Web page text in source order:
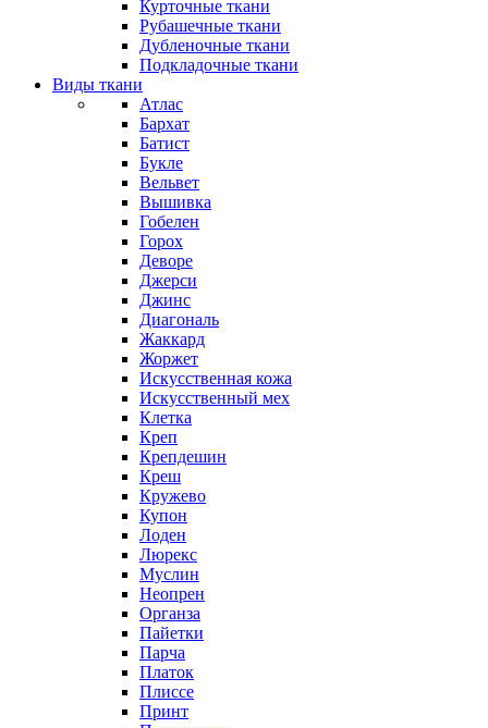
Курточные ткани
Рубашечные ткани
Дубленочные ткани
Подкладочные ткани
Виды ткани
Атлас
Бархат
Батист
Букле
Вельвет
Вышивка
Гобелен
Горох
Деворе
Джерси
Джинс
Диагональ
Жаккард
Жоржет
Искусственная кожа
Искусственный мех
Клетка
Креп
Крепдешин
Креш
Кружево
Купон
Лоден
Люрекс
Муслин
Неопрен
Органза
Пайетки
Парча
Платок
Плиссе
Принт